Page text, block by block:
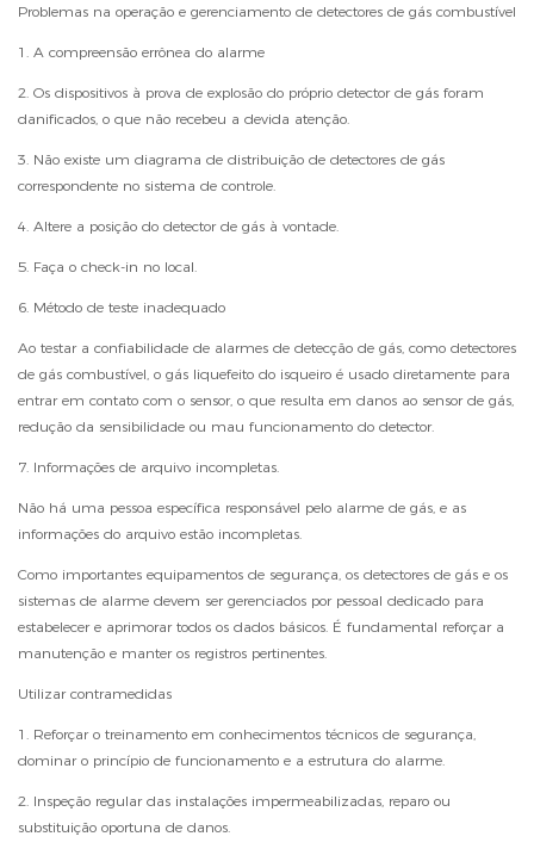
Problemas na operação e gerenciamento de detectores de gás combustível
1. A compreensão errônea do alarme
2. Os dispositivos à prova de explosão do próprio detector de gás foram
danificados, o que não recebeu a devida atenção.
3. Não existe um diagrama de distribuição de detectores de gás
correspondente no sistema de controle.
4. Altere a posição do detector de gás à vontade.
5. Faça o check-in no local.
6. Método de teste inadequado
Ao testar a confiabilidade de alarmes de detecção de gás, como detectores
de gás combustível, o gás liquefeito do isqueiro é usado diretamente para
entrar em contato com o sensor, o que resulta em danos ao sensor de gás,
redução da sensibilidade ou mau funcionamento do detector.
7. Informações de arquivo incompletas.
Não há uma pessoa específica responsável pelo alarme de gás, e as
informações do arquivo estão incompletas.
Como importantes equipamentos de segurança, os detectores de gás e os
sistemas de alarme devem ser gerenciados por pessoal dedicado para
estabelecer e aprimorar todos os dados básicos. É fundamental reforçar a
manutenção e manter os registros pertinentes.
Utilizar contramedidas
1. Reforçar o treinamento em conhecimentos técnicos de segurança,
dominar o princípio de funcionamento e a estrutura do alarme.
2. Inspeção regular das instalações impermeabilizadas, reparo ou
substituição oportuna de danos.